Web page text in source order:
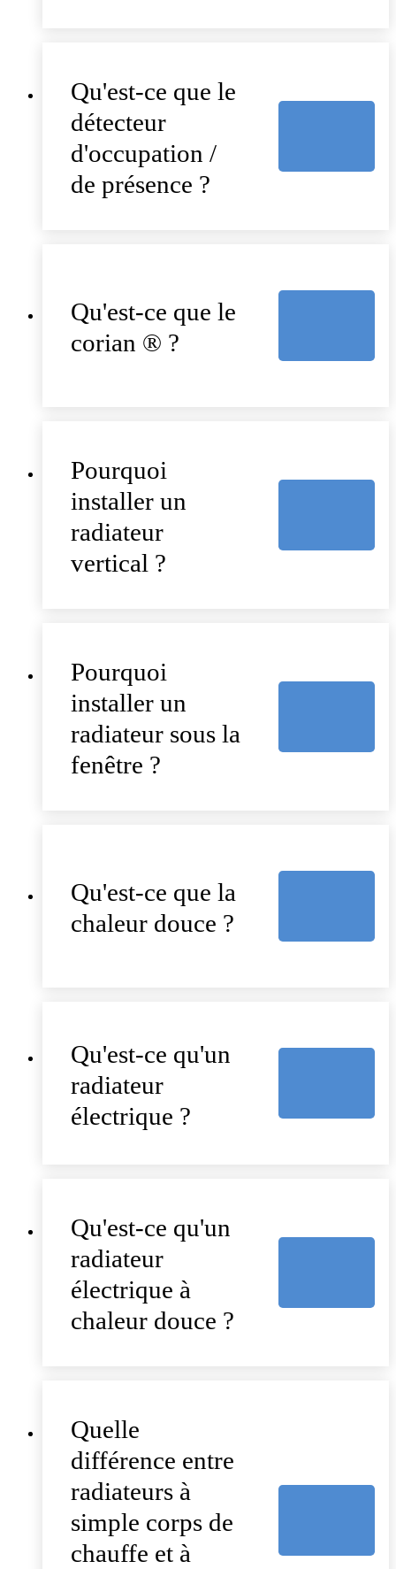
Qu'est-ce que le
détecteur
d'occupation /
de présence ?
Qu'est-ce que le
corian ® ?
Pourquoi
installer un
radiateur
vertical ?
Pourquoi
installer un
radiateur sous la
fenêtre ?
Qu'est-ce que la
chaleur douce ?
Qu'est-ce qu'un
radiateur
électrique ?
Qu'est-ce qu'un
radiateur
électrique à
chaleur douce ?
Quelle
différence entre
radiateurs à
simple corps de
chauffe et à